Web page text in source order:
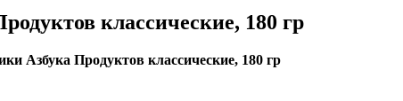
классические, 180 гр
Азбука Продуктов классические, 180 гр